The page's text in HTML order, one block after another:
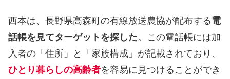
西本は、長野県高森町の有線放送農協が配布する電
話帳を見てターゲットを探した。この電話帳には加
入者の「住所」と「家族構成」が記載されており、
ひとり暮らしの高齢者を容易に見つけることができ